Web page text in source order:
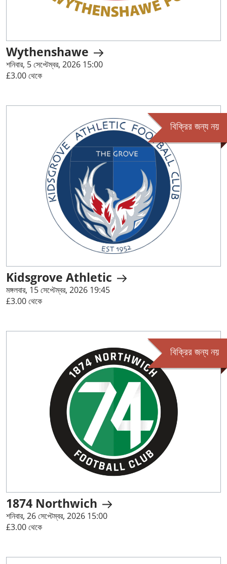
Wythenshawe
শনিবার, 5 সেপ্টেম্বর, 2026 15:00
£3.00 থেকে
বিক্রির জন্য নয়
Kidsgrove Athletic
মঙ্গলবার, 15 সেপ্টেম্বর, 2026 19:45
£3.00 থেকে
বিক্রির জন্য নয়
1874 Northwich
শনিবার, 26 সেপ্টেম্বর, 2026 15:00
£3.00 থেকে